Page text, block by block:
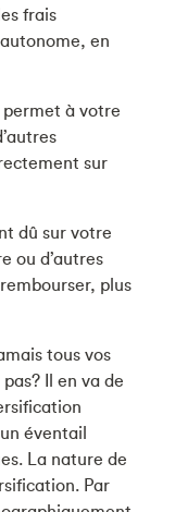
frais
en
à votre
sur
dû sur votre
ou d’autres
plus
tous vos
Il en va de
éventail
La nature de
Par